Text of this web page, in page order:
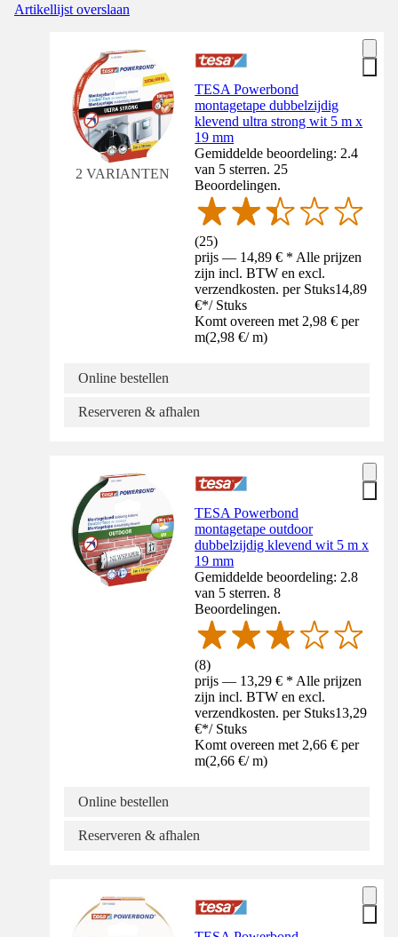
Artikellijst overslaan
2 VARIANTEN
TESA Powerbond
montagetape dubbelzijdig
klevend ultra strong wit 5 m x
19 mm
Gemiddelde beoordeling: 2.4
van 5 sterren. 25
Beoordelingen.
(25)
prijs — 14,89 € * Alle prijzen
zijn incl. BTW en excl.
verzendkosten. per Stuks14,89
€*/ Stuks
Komt overeen met 2,98 € per
m(2,98 €/ m)
Online bestellen
Reserveren & afhalen
TESA Powerbond
montagetape outdoor
dubbelzijdig klevend wit 5 m x
19 mm
Gemiddelde beoordeling: 2.8
van 5 sterren. 8
Beoordelingen.
(8)
prijs — 13,29 € * Alle prijzen
zijn incl. BTW en excl.
verzendkosten. per Stuks13,29
€*/ Stuks
Komt overeen met 2,66 € per
m(2,66 €/ m)
Online bestellen
Reserveren & afhalen